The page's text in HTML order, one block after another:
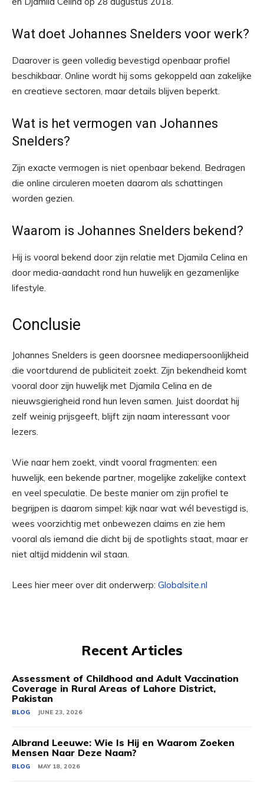
Wat doet Johannes Snelders voor werk?
Daarover is geen volledig bevestigd openbaar profiel
beschikbaar. Online wordt hij soms gekoppeld aan zakelijke
en creatieve sectoren, maar details blijven beperkt.
Wat is het vermogen van Johannes
Snelders?
Zijn exacte vermogen is niet openbaar bekend. Bedragen
die online circuleren moeten daarom als schattingen
worden gezien.
Waarom is Johannes Snelders bekend?
Hij is vooral bekend door zijn relatie met Djamila Celina en
door media-aandacht rond hun huwelijk en gezamenlijke
lifestyle.
Conclusie
Johannes Snelders is geen doorsnee mediapersoonlijkheid
die voortdurend de publiciteit zoekt. Zijn bekendheid komt
vooral door zijn huwelijk met Djamila Celina en de
nieuwsgierigheid rond hun leven samen. Juist doordat hij
zelf weinig prijsgeeft, blijft zijn naam interessant voor
lezers.
Wie naar hem zoekt, vindt vooral fragmenten: een
huwelijk, een bekende partner, mogelijke zakelijke context
en veel speculatie. De beste manier om zijn profiel te
begrijpen is daarom simpel: kijk naar wat wél bevestigd is,
wees voorzichtig met onbewezen claims en zie hem
vooral als iemand die dicht bij de spotlights staat, maar er
niet altijd middenin wil staan.
Lees hier meer over dit onderwerp: Globalsite.nl
Recent Articles
Assessment of Childhood and Adult Vaccination
Coverage in Rural Areas of Lahore District,
Pakistan
BLOG JUNE 23, 2026
Albrand Leeuwe: Wie Is Hij en Waarom Zoeken
Mensen Naar Deze Naam?
BLOG MAY 18, 2026